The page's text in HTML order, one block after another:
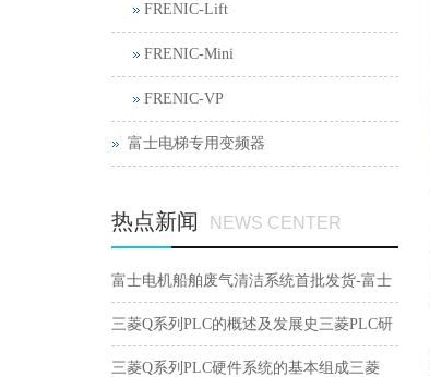
FRENIC-Lift
FRENIC-Mini
FRENIC-VP
富士电梯专用变频器
热点新闻 NEWS CENTER
富士电机船舶废气清洁系统首批发货-富士
变频器宣
三菱Q系列PLC的概述及发展史三菱PLC研
三菱Q系列PLC硬件系统的基本组成三菱